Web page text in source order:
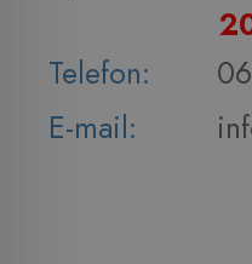
Telefon:
E-mail: